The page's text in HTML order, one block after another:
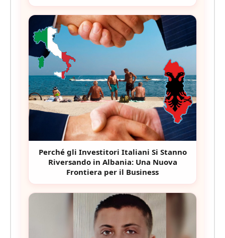
Perché gli Investitori Italiani Si Stanno
Riversando in Albania: Una Nuova
Frontiera per il Business